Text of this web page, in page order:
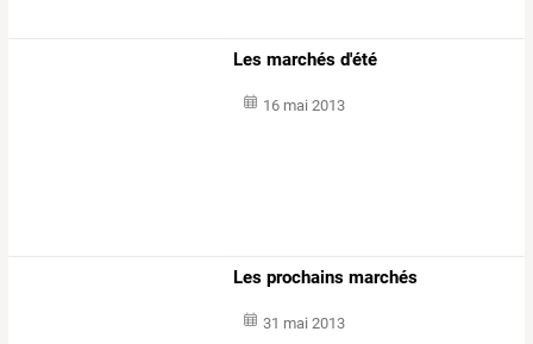
Les marchés d'été
16 mai 2013
Les prochains marchés
31 mai 2013